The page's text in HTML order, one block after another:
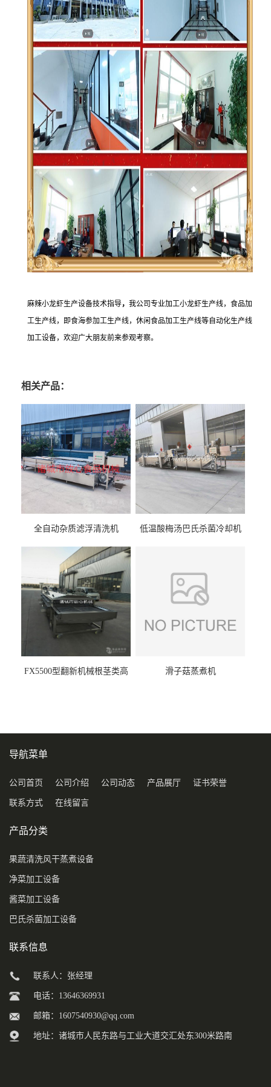
麻辣小龙虾生产设备技术指导， 我公司专业加工小龙虾生产线，食品加
工生产线，即食海参加工生产线，休闲食品加工生产线等自动化生产线
加工设备，欢迎广大朋友前来参观考察。
相关产品：
全自动杂质滤浮清洗机 低温酸梅汤巴氏杀菌冷却机
FX5500型翻新机械根茎类高
滑子菇蒸煮机
导航菜单
公司首页 公司介绍 公司动态 产品展厅 证书荣誉
联系方式 在线留言
产品分类
果蔬清洗风干蒸煮设备
净菜加工设备
酱菜加工设备
巴氏杀菌加工设备
联系信息
联系人：张经理
电话：13646369931
邮箱： 1607540930@qq.com
地址：诸城市人民东路与工业大道交汇处东300米路南